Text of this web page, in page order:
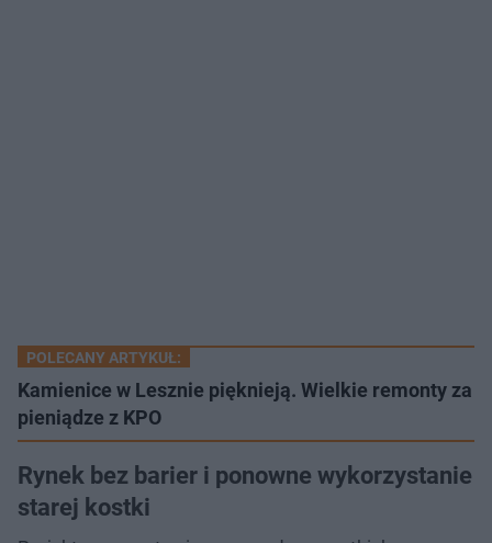
POLECANY ARTYKUŁ:
Kamienice w Lesznie pięknieją. Wielkie remonty za
pieniądze z KPO
Rynek bez barier i ponowne wykorzystanie
starej kostki